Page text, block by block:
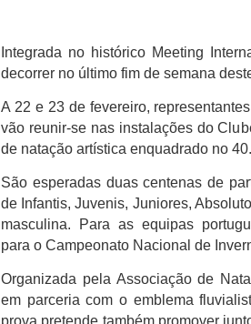
Integrada no histórico Meeting
decorrer no último fim de semana
A 22 e 23 de fevereiro,
vão reunir-se nas instalações do
de natação artística enquadrado no
São esperadas duas centenas de
de Infantis, Juvenis, Juniores,
masculina. Para as equipas
para o Campeonato Nacional de
Organizada pela Associação de
em parceria com o emblema
prova pretende também promover
As duas
no